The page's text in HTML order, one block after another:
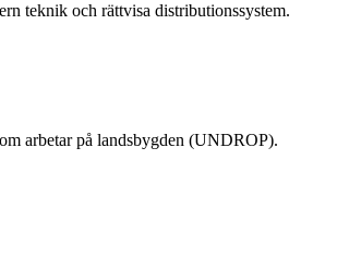
teknik och rättvisa distributionssystem.
arbetar på landsbygden (UNDROP).